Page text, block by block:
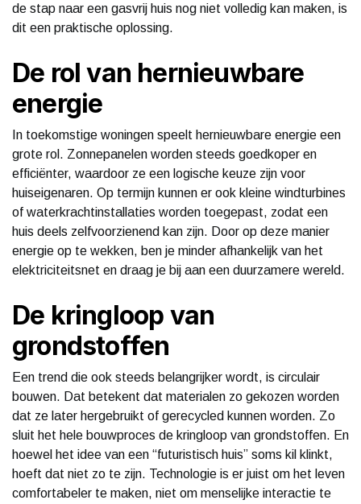
de stap naar een gasvrij huis nog niet volledig kan maken, is
dit een praktische oplossing.
De rol van hernieuwbare
energie
In toekomstige woningen speelt hernieuwbare energie een
grote rol. Zonnepanelen worden steeds goedkoper en
efficiënter, waardoor ze een logische keuze zijn voor
huiseigenaren. Op termijn kunnen er ook kleine windturbines
of waterkrachtinstallaties worden toegepast, zodat een
huis deels zelfvoorzienend kan zijn. Door op deze manier
energie op te wekken, ben je minder afhankelijk van het
elektriciteitsnet en draag je bij aan een duurzamere wereld.
De kringloop van
grondstoffen
Een trend die ook steeds belangrijker wordt, is circulair
bouwen. Dat betekent dat materialen zo gekozen worden
dat ze later hergebruikt of gerecycled kunnen worden. Zo
sluit het hele bouwproces de kringloop van grondstoffen. En
hoewel het idee van een “futuristisch huis” soms kil klinkt,
hoeft dat niet zo te zijn. Technologie is er juist om het leven
comfortabeler te maken, niet om menselijke interactie te